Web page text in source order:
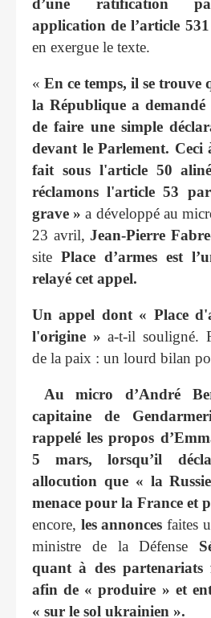
d’une ratification
application de l’article 531
en exergue le texte.
« En ce temps, il se trouve
la République a demandé
de faire une simple
devant le Parlement. Ceci
fait sous l'article 50
réclamons l'article 53
grave » a développé au
23 avril,Jean-Pierre
site Place d’armes est
relayé cet appel.
Un appel dont « Place
l'origine » a-t-il souligné.
de la paix : un lourd bilan
Au micro d’André
capitaine de
rappelé les propos
5 mars, lorsqu’il
allocution que « la
menace pour la France et
encore, les annonces faites
ministre de la Défense
quant à des partenariats
afin de « produire » et
« sur le sol ukrainien ».